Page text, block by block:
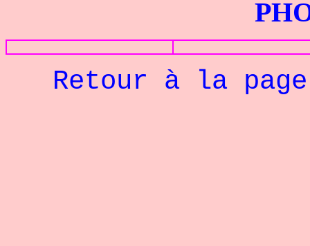
PHOTOS
Retour à la